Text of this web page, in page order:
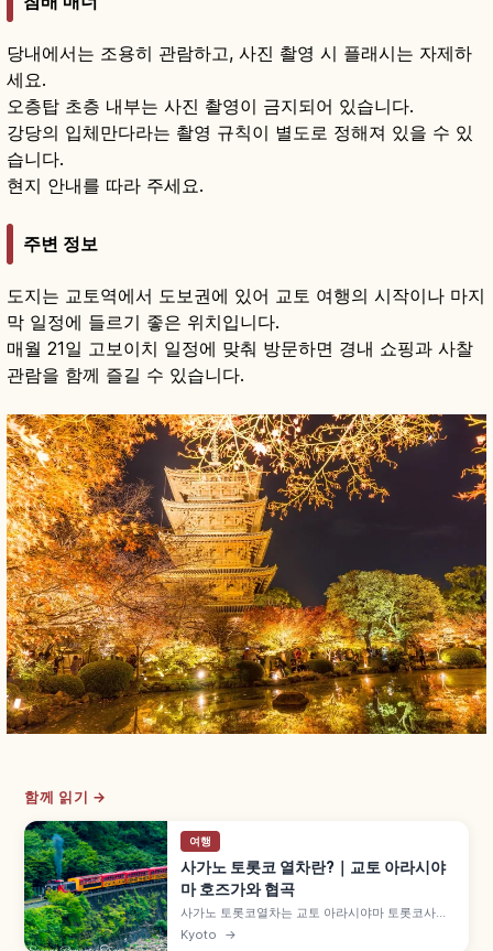
당내에서는 조용히 관람하고, 사진 촬영 시 플래시는 자제하
세요.
오층탑 초층 내부는 사진 촬영이 금지되어 있습니다.
강당의 입체만다라는 촬영 규칙이 별도로 정해져 있을 수 있
습니다.
현지 안내를 따라 주세요.
주변 정보
도지는 교토역에서 도보권에 있어 교토 여행의 시작이나 마지
막 일정에 들르기 좋은 위치입니다.
매월 21일 고보이치 일정에 맞춰 방문하면 경내 쇼핑과 사찰
관람을 함께 즐길 수 있습니다.
함께 읽기 →
여행
사가노 토롯코 열차란?｜교토 아라시야
마 호즈가와 협곡
사가노 토롯코열차는 교토 아라시야마 토롯코사가
역에서 토롯코가메오카역까지 약 7.3km를 잇는 관
광 열차로, 1991년 JR 산인 본선 구선을 활용해 개
Kyoto →